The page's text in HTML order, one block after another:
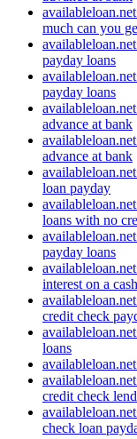
much can you
payday loans
payday loans
advance at bank
advance at bank
loan payday
loans with no
payday loans
interest on a
credit check
loans
credit check
check loan